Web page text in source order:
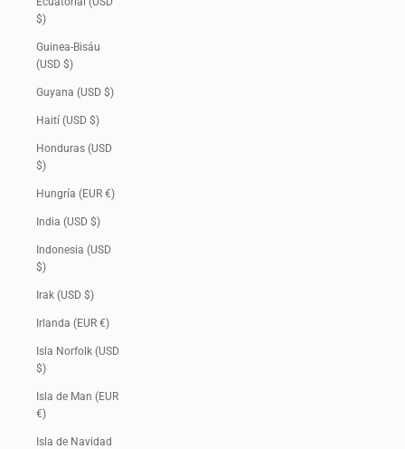
$)
Guinea-Bisáu
(USD $)
Guyana (USD $)
Haití (USD $)
Honduras (USD
$)
Hungría (EUR €)
India (USD $)
Indonesia (USD
$)
Irak (USD $)
Irlanda (EUR €)
Isla Norfolk (USD
$)
Isla de Man (EUR
€)
Isla de Navidad